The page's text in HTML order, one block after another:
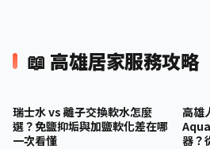
📖 高雄居家服務攻略
瑞士水 vs 離子交換軟水怎麼
選？免鹽抑垢與加鹽軟化差在哪
一次看懂
高雄
器？